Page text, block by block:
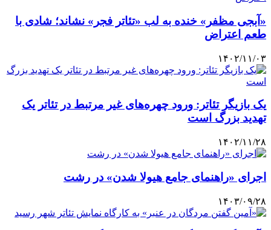
«آبجی مظفر» خنده به لب «تئاتر فجر» نشاند؛ شادی با
طعم اعتراض
۱۴۰۲/۱۱/۰۳
یک بازیگر تئاتر: ورود چهره‌های غیر مرتبط در تئاتر یک
تهدید بزرگ است
۱۴۰۲/۱۱/۲۸
اجرای «راهنمای جامع هیولا شدن» در رشت
۱۴۰۳/۰۹/۲۸